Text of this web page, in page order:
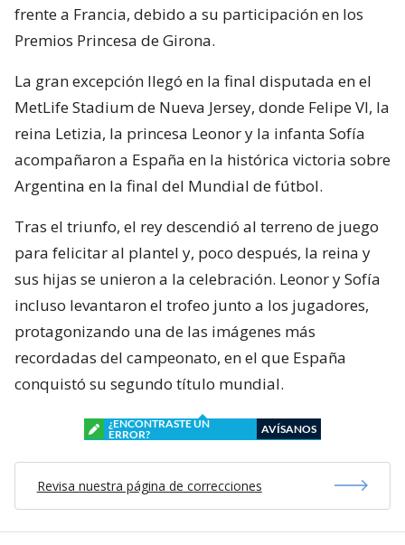
frente a Francia, debido a su participación en los
Premios Princesa de Girona.
La gran excepción llegó en la final disputada en el
MetLife Stadium de Nueva Jersey, donde Felipe VI, la
reina Letizia, la princesa Leonor y la infanta Sofía
acompañaron a España en la histórica victoria sobre
Argentina en la final del Mundial de fútbol.
Tras el triunfo, el rey descendió al terreno de juego
para felicitar al plantel y, poco después, la reina y
sus hijas se unieron a la celebración. Leonor y Sofía
incluso levantaron el trofeo junto a los jugadores,
protagonizando una de las imágenes más
recordadas del campeonato, en el que España
conquistó su segundo título mundial.
¿ENCONTRASTE UN
ERROR?
AVÍSANOS
Revisa nuestra página de correcciones